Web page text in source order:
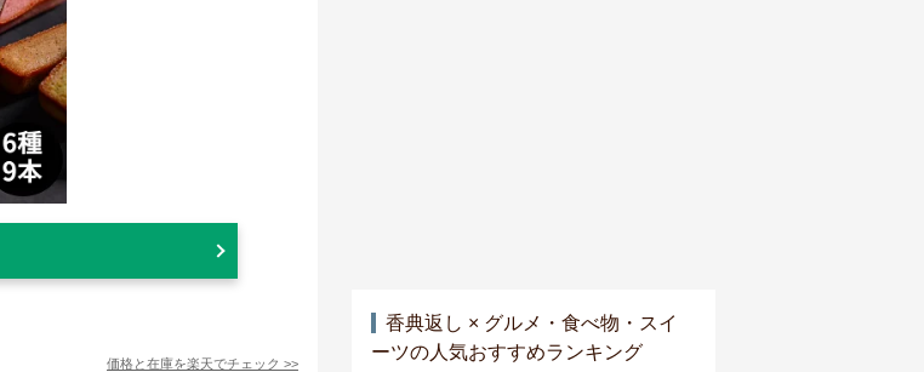
価格と在庫を楽天でチェック >>
香典返し × グルメ・食べ物・スイ
ーツの人気おすすめランキング